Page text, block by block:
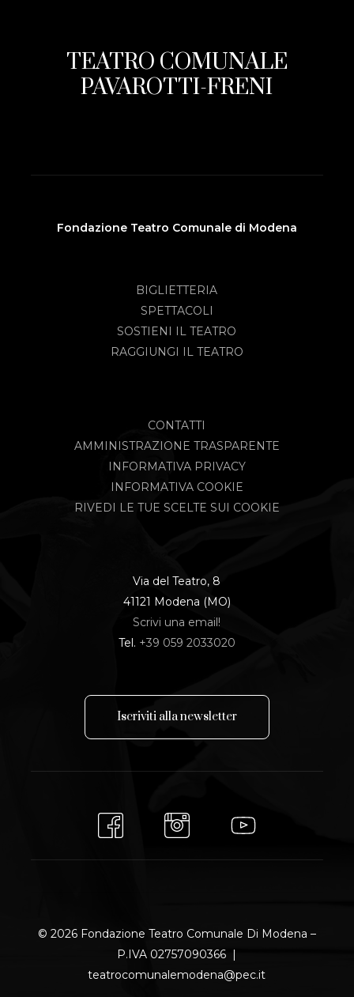
TEATRO COMUNALE
PAVAROTTI-FRENI
Fondazione Teatro Comunale di Modena
BIGLIETTERIA
SPETTACOLI
SOSTIENI IL TEATRO
RAGGIUNGI IL TEATRO
CONTATTI
AMMINISTRAZIONE TRASPARENTE
INFORMATIVA PRIVACY
INFORMATIVA COOKIE
RIVEDI LE TUE SCELTE SUI COOKIE
Via del Teatro, 8
41121 Modena (MO)
Scrivi una email!
Tel. +39 059 2033020
Iscriviti allanewsletter
© 2026 Fondazione Teatro Comunale Di Modena –
P.IVA 02757090366 |
teatrocomunalemodena@pec.it